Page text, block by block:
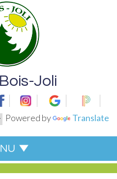
Powered by Translate
Joli